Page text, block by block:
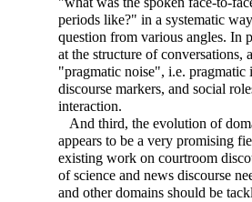
periods like?" in a systematic
question from various angles. In
at the structure of conversations,
"pragmatic noise", i.e. pragmatic
discourse markers, and social
interaction.
And third, the evolution of
appears to be a very promising
existing work on courtroom
of science and news discourse
and other domains should be